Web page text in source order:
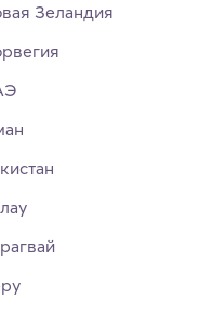
Зеландия